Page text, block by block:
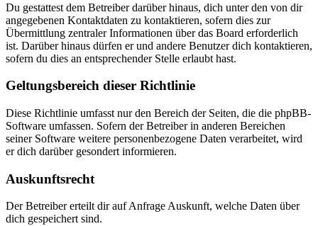
Du gestattest dem Betreiber darüber hinaus, dich unter den von dir
angegebenen Kontaktdaten zu kontaktieren, sofern dies zur
Übermittlung zentraler Informationen über das Board erforderlich
ist. Darüber hinaus dürfen er und andere Benutzer dich kontaktieren,
sofern du dies an entsprechender Stelle erlaubt hast.
Geltungsbereich dieser Richtlinie
Diese Richtlinie umfasst nur den Bereich der Seiten, die die phpBB-
Software umfassen. Sofern der Betreiber in anderen Bereichen
seiner Software weitere personenbezogene Daten verarbeitet, wird
er dich darüber gesondert informieren.
Auskunftsrecht
Der Betreiber erteilt dir auf Anfrage Auskunft, welche Daten über
dich gespeichert sind.